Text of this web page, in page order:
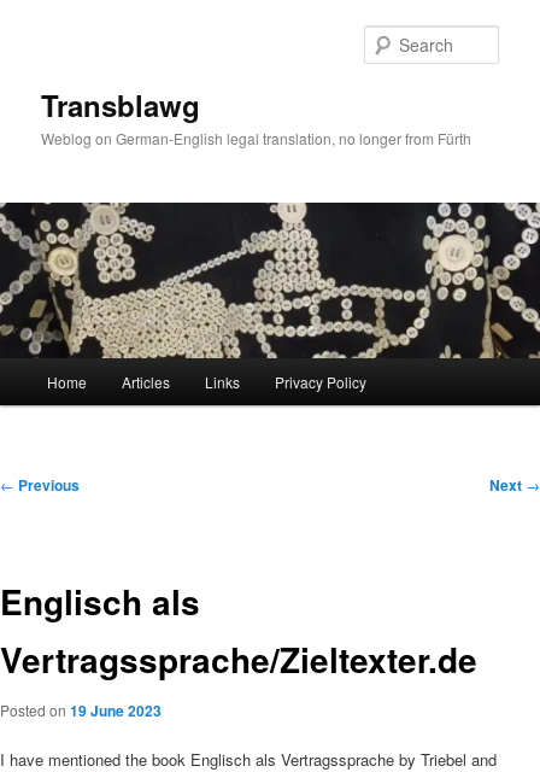
Transblawg
Weblog on German-English legal translation, no longer from Fürth
Home Articles Links Privacy Policy
Post
← Previous Next →
Englisch als
Vertragssprache/Zieltexter.de
Posted on 19 June 2023
I have mentioned the book Englisch als Vertragssprache by Triebel and